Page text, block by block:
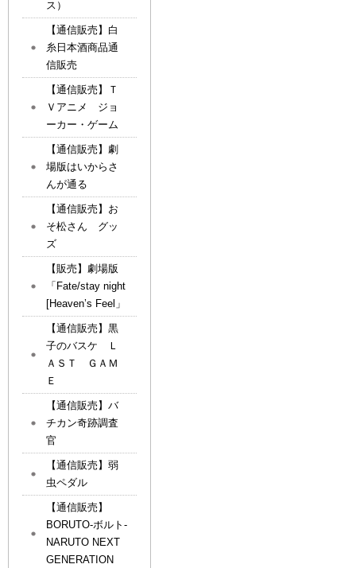
ス）
【通信販売】白
糸日本酒商品通
信販売
【通信販売】Ｔ
Ｖアニメ ジョ
ーカー・ゲーム
【通信販売】劇
場版はいからさ
んが通る
【通信販売】お
そ松さん グッ
ズ
【販売】劇場版
「Fate/stay night
[Heaven’s Feel」
【通信販売】黒
子のバスケ Ｌ
ＡＳＴ ＧＡＭ
Ｅ
【通信販売】バ
チカン奇跡調査
官
【通信販売】弱
虫ペダル
【通信販売】
BORUTO-ボルト-
NARUTO NEXT
GENERATION